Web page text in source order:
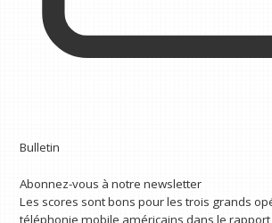
Bulletin
Abonnez-vous à notre newsletter
Les scores sont bons pour les trois grands
téléphonie mobile américains dans le